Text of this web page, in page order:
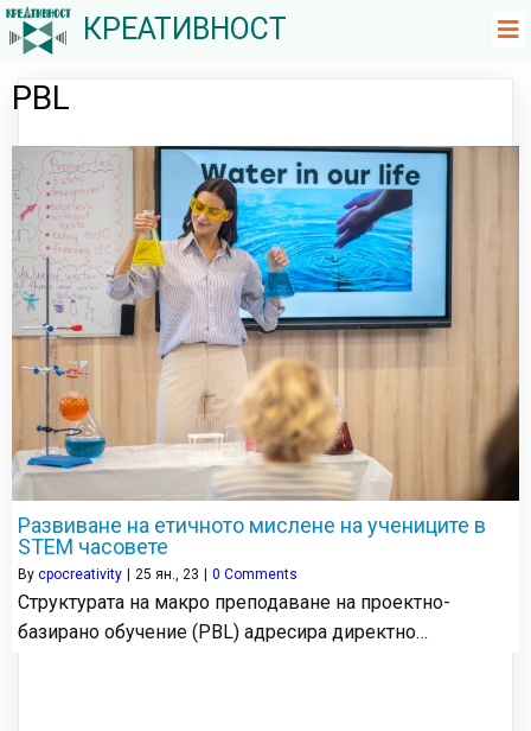
КРЕАТИВНОСТ
PBL
Развиване на етичното мислене на учениците в
STEM часовете
By cpocreativity 25 ян., 23 0 Comments
Структурата на макро преподаване на проектно-
базирано обучение (PBL) адресира директно…